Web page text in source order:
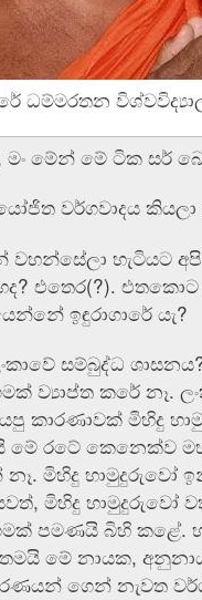
ධම්මරතන
මං මේන් මේ ටික සර්
වර්ගවාදය
වහන්සේලා හැටියට
එතෙර(?). එතකොට
ඉඳුරාගාරේ යැ?
සම්බුද්ධ
ව්‍යාප්ත කරේ නෑ.
කාරණාවක් මිහිදු
මේ රටේ කෙනෙක්ව
මිහිදු හාමුදුරුවෝ
මිහිදු හාමුදුරුවෝ
පමණයි බිහි කළේ.
මේ නායක,
ගෙන් නැවත